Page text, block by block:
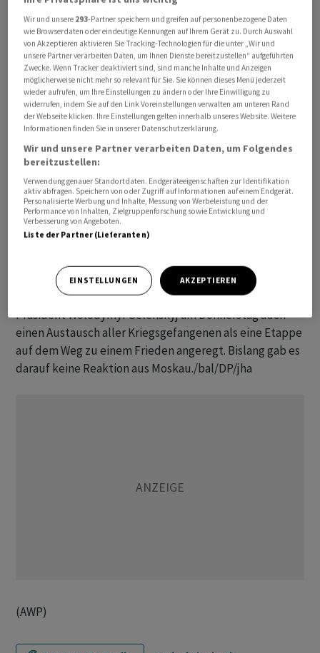
bestätigte die Rückkehr von 185 ukrainischen Soldaten.
Daneben sei auch ein Zivilist freigekommen, schrieb er
auf Telegram. Einige der Rückkehrer waren seinen
Angaben nach seit 2022 in russischer Gewalt.
Vorherige Austauschrunde war am 15. Mai
Immer wieder tauschen Russland und die Ukraine
Kriegsgefangene miteinander aus. Es ist das einzige
Konfliktparteien mehr als vier Jahre nach Beginn des
von Kremlchef Wladimir Putin befohlenen Kriegs
funktioniert. Die vorherige Runde fand am 15. Mai statt,
als die beiden Kriegsgegner einander jeweils 205
gefangene Soldaten übergaben.
In einem offenen Brief an Putin hat der ukrainische
Präsident Wolodymyr Selenskyj am Donnerstag auch
einen Austausch aller Kriegsgefangenen als eine Etappe
auf dem Weg zu einem Frieden angeregt. Bislang gab es
darauf keine Reaktion aus Moskau./bal/DP/jha
(AWP)
Wir und unsere 293-Partner speichern und greifen auf personenbezogene Daten
wie Browserdaten oder eindeutige Kennungen auf Ihrem Gerät zu. Durch Auswahl
von Akzeptieren aktivieren Sie Tracking-Technologien für die unter „Wir und
unsere Partner verarbeiten Daten, um Ihnen Dienste bereitzustellen“ aufgeführten
Zwecke. Wenn Tracker deaktiviert sind, sind manche Inhalte und Anzeigen
möglicherweise nicht mehr so relevant für Sie. Sie können dieses Menü jederzeit
wieder aufrufen, um Ihre Einstellungen zu ändern oder Ihre Einwilligung zu
widerrufen, indem Sie auf den Link Voreinstellungen verwalten am unteren Rand
der Webseite klicken. Ihre Einstellungen gelten innerhalb unseres Website. Weitere
Informationen finden Sie in unserer Datenschutzerklärung.
Wir und unsere Partner verarbeiten Daten, um Folgendes
bereitzustellen:
Verwendung genauer Standortdaten. Endgeräteeigenschaften zur Identifikation
aktiv abfragen. Speichern von oder Zugriff auf Informationen auf einem Endgerät.
Personalisierte Werbung und Inhalte, Messung von Werbeleistung und der
Performance von Inhalten, Zielgruppenforschung sowie Entwicklung und
Verbesserung von Angeboten.
Liste der Partner (Lieferanten)
EINSTELLUNGEN AKZEPTIEREN